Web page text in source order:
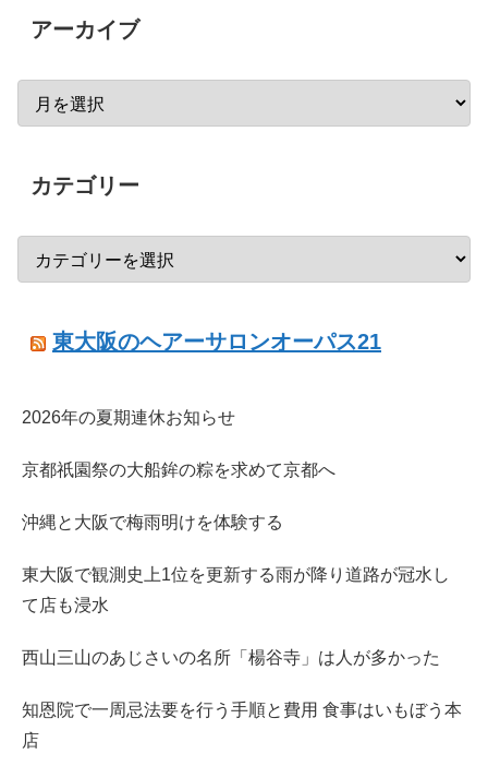
アーカイブ
カテゴリー
東大阪のヘアーサロンオーパス21
2026年の夏期連休お知らせ
京都祇園祭の大船鉾の粽を求めて京都へ
沖縄と大阪で梅雨明けを体験する
東大阪で観測史上1位を更新する雨が降り道路が冠水し
て店も浸水
西山三山のあじさいの名所「楊谷寺」は人が多かった
知恩院で一周忌法要を行う手順と費用 食事はいもぼう本
店